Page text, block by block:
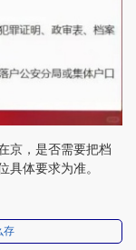
京，是否需要把档
具体要求为准。
存
【申请成功】
【申请成功】
【申请成功】